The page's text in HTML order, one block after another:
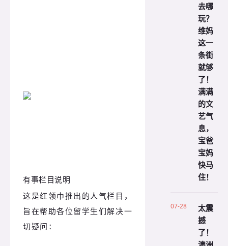
有事栏目说明
这是红领巾推出的人气栏目，
旨在帮助各位留学生们解决一
切疑问：
去哪
玩？
维妈
这一
条街
就够
了！
满满
的文
艺气
息，
宝爸
宝妈
快马
住！
07-28
太震
撼
了！